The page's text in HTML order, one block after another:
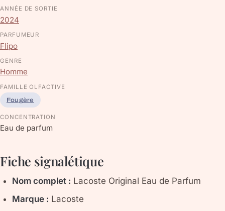
ANNÉE DE SORTIE
2024
PARFUMEUR
Flipo
GENRE
Homme
FAMILLE OLFACTIVE
Fougère
CONCENTRATION
Eau de parfum
Fiche signalétique
Nom complet : Lacoste Original Eau de Parfum
Marque : Lacoste